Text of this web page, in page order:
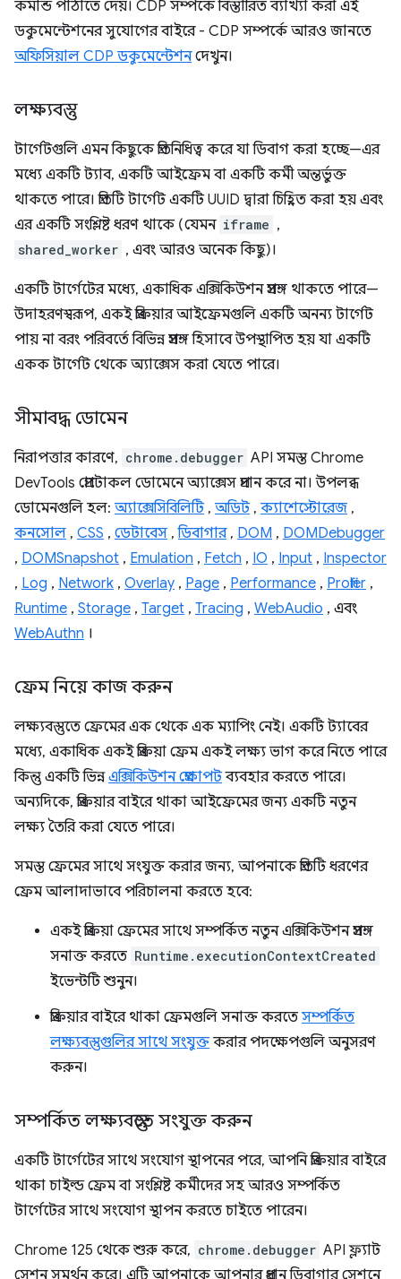
কমান্ড পাঠাতে দেয়। CDP সম্পর্কে বিস্তারিত ব্যাখ্যা করা এই
ডকুমেন্টেশনের সুযোগের বাইরে - CDP সম্পর্কে আরও জানতে
অফিসিয়াল CDP ডকুমেন্টেশনদেখুন।
লক্ষ্যবস্তু
টার্গেটগুলি এমন কিছুকে প্রতিনিধিত্ব করে যা ডিবাগ করা হচ্ছে—এর
মধ্যে একটি ট্যাব, একটি আইফ্রেম বা একটি কর্মী অন্তর্ভুক্ত
থাকতে পারে। প্রতিটি টার্গেট একটি UUID দ্বারা চিহ্নিত করা হয় এবং
এর একটি সংশ্লিষ্ট ধরণ থাকে (যেমন iframe ,
shared_worker , এবং আরও অনেক কিছু)।
একটি টার্গেটের মধ্যে, একাধিক এক্সিকিউশন প্রসঙ্গ থাকতে পারে—
উদাহরণস্বরূপ, একই প্রক্রিয়ার আইফ্রেমগুলি একটি অনন্য টার্গেট
পায় না বরং পরিবর্তে বিভিন্ন প্রসঙ্গ হিসাবে উপস্থাপিত হয় যা একটি
একক টার্গেট থেকে অ্যাক্সেস করা যেতে পারে।
সীমাবদ্ধ ডোমেন
নিরাপত্তার কারণে, chrome.debugger API সমস্ত Chrome
DevTools প্রোটোকল ডোমেনে অ্যাক্সেস প্রদান করে না। উপলব্ধ
ডোমেনগুলি হল: অ্যাক্সেসিবিলিটি, অডিট, ক্যাশেস্টোরেজ ,
কনসোল , CSS , ডেটাবেস ,ডিবাগার, DOM , DOMDebugger
, DOMSnapshot , Emulation , Fetch , IO , Input , Inspector
, Log , Network , Overlay , Page , Performance , Profiler ,
Runtime , Storage , Target , Tracing , WebAudio , এবং
WebAuthn ।
ফ্রেম নিয়ে কাজ করুন
লক্ষ্যবস্তুতে ফ্রেমের এক থেকে এক ম্যাপিং নেই। একটি ট্যাবের
মধ্যে, একাধিক একই প্রক্রিয়া ফ্রেম একই লক্ষ্য ভাগ করে নিতে পারে
কিন্তু একটি ভিন্নএক্সিকিউশন প্রেক্ষাপটব্যবহার করতে পারে।
অন্যদিকে, প্রক্রিয়ার বাইরে থাকা আইফ্রেমের জন্য একটি নতুন
লক্ষ্য তৈরি করা যেতে পারে।
সমস্ত ফ্রেমের সাথে সংযুক্ত করার জন্য, আপনাকে প্রতিটি ধরণের
ফ্রেম আলাদাভাবে পরিচালনা করতে হবে:
একই প্রক্রিয়া ফ্রেমের সাথে সম্পর্কিত নতুন এক্সিকিউশন প্রসঙ্গ
সনাক্ত করতে Runtime.executionContextCreated
ইভেন্টটি শুনুন।
প্রক্রিয়ার বাইরে থাকা ফ্রেমগুলি সনাক্ত করতে সম্পর্কিত
লক্ষ্যবস্তুগুলির সাথে সংযুক্তকরার পদক্ষেপগুলি অনুসরণ
করুন।
সম্পর্কিত লক্ষ্যবস্তুতে সংযুক্ত করুন
একটি টার্গেটের সাথে সংযোগ স্থাপনের পরে, আপনি প্রক্রিয়ার বাইরে
থাকা চাইল্ড ফ্রেম বা সংশ্লিষ্ট কর্মীদের সহ আরও সম্পর্কিত
টার্গেটের সাথে সংযোগ স্থাপন করতে চাইতে পারেন।
Chrome 125 থেকে শুরু করে, chrome.debugger API ফ্ল্যাট
সেশন সমর্থন করে। এটি আপনাকে আপনার প্রধান ডিবাগার সেশনে